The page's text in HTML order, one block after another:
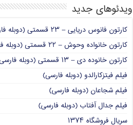
ویدئوهای جدید
کارتون فانوس دریایی – ۲۳ قسمتی (دوبله فارسی)
کارتون خانواده وحوش – ۲۲ قسمتی (دوبله فارسی)
کارتون خانوده دی – ۱۳ قسمتی (دوبله فارسی)
فیلم فیتزکارالدو (دوبله فارسی)
فیلم شجاعان (دوبله فارسی)
فیلم جدال آفتاب (دوبله فارسی)
سریال فروشگاه ۱۳۷۴